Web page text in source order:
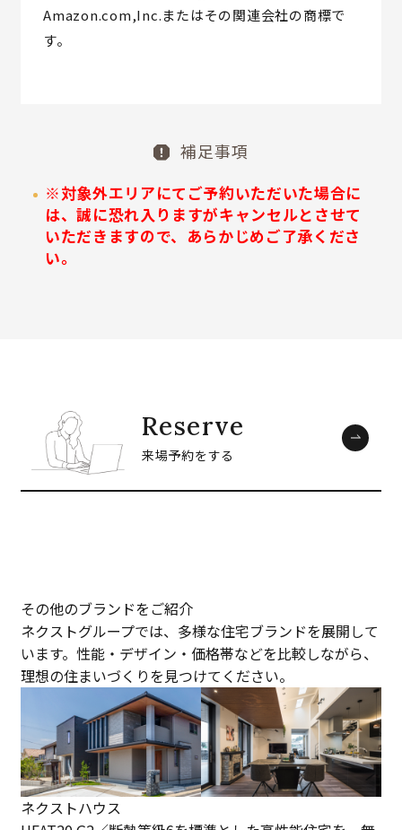
Amazon.com,Inc.またはその関連会社の商標で
す。
補足事項
※対象外エリアにてご予約いただいた場合に
は、誠に恐れ入りますがキャンセルとさせて
いただきますので、あらかじめご了承くださ
い。
Reserve
来場予約をする
その他のブランドをご紹介
ネクストグループでは、多様な住宅ブランドを展開して
います。性能・デザイン・価格帯などを比較しながら、
理想の住まいづくりを見つけてください。
ネクストハウス